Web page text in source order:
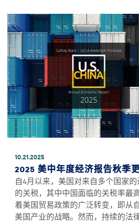
图像
10.21.2025
2025 美中年度经济报告秋季
自4月以来，美国对来自多个国家
的关税，其中中国面临的关税率最
着美国贸易政策的广泛转变，即从
美国产业的战略。然而，持续的法